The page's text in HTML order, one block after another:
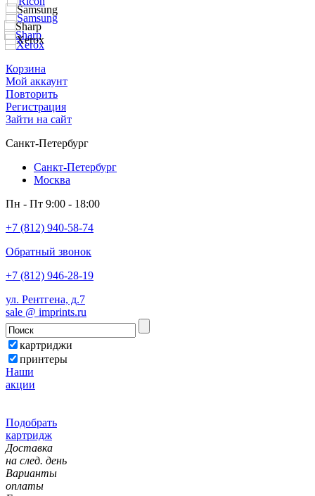
Корзина
Мой аккаунт
Повторить
Регистрация
Зайти на сайт
Санкт-Петербург
Санкт-Петербург
Москва
Пн - Пт 9:00 - 18:00
+7 (812) 940-58-74
Обратный звонок
+7 (812) 946-28-19
ул. Рентгена, д.7
sale @ imprints.ru
картриджи
принтеры
Наши
акции
Подобрать
картридж
Доставка
на след. день
Варианты
оплаты